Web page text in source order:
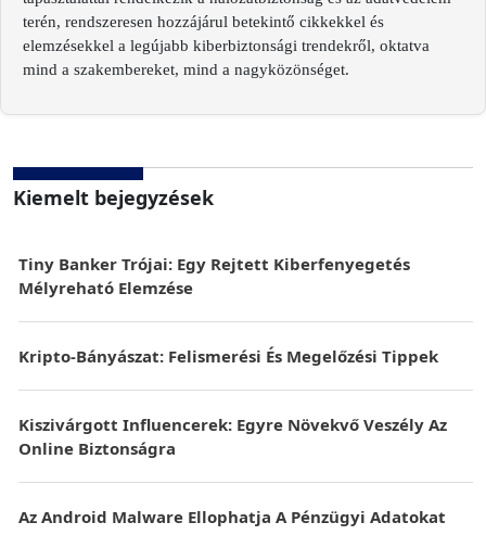
terén, rendszeresen hozzájárul betekintő cikkekkel és
elemzésekkel a legújabb kiberbiztonsági trendekről, oktatva
mind a szakembereket, mind a nagyközönséget.
Kiemelt bejegyzések
Tiny Banker Trójai: Egy Rejtett Kiberfenyegetés
Mélyreható Elemzése
Kripto-Bányászat: Felismerési És Megelőzési Tippek
Kiszivárgott Influencerek: Egyre Növekvő Veszély Az
Online Biztonságra
Az Android Malware Ellophatja A Pénzügyi Adatokat